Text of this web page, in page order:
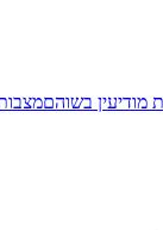
מודיעין בשוהם